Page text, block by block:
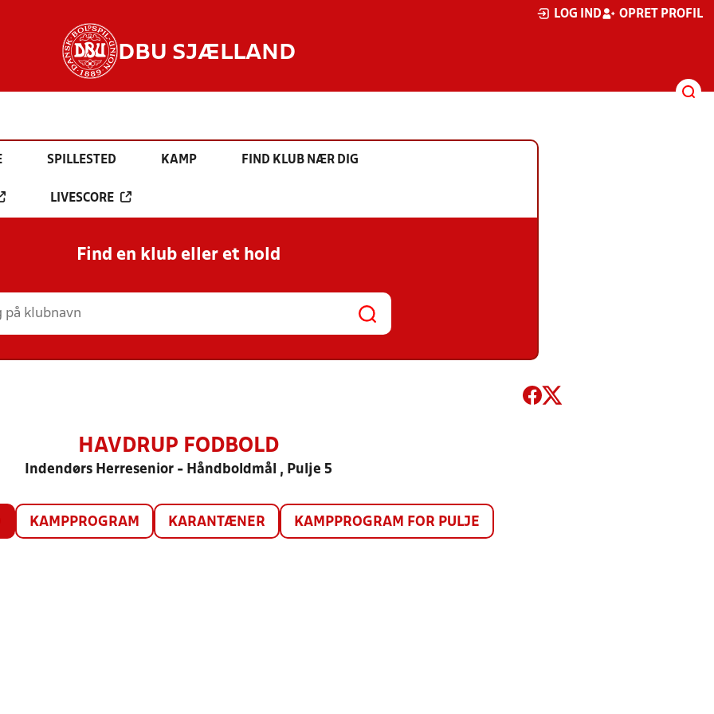
LOG IND OPRET PROFIL
DBU SJÆLLAND
SPILLESTED KAMP FIND KLUB NÆR DIG
LIVESCORE
Find en klub eller et hold
HAVDRUP FODBOLD
Indendørs Herresenior - Håndboldmål , Pulje 5
KAMPPROGRAM KARANTÆNER KAMPPROGRAM FOR PULJE